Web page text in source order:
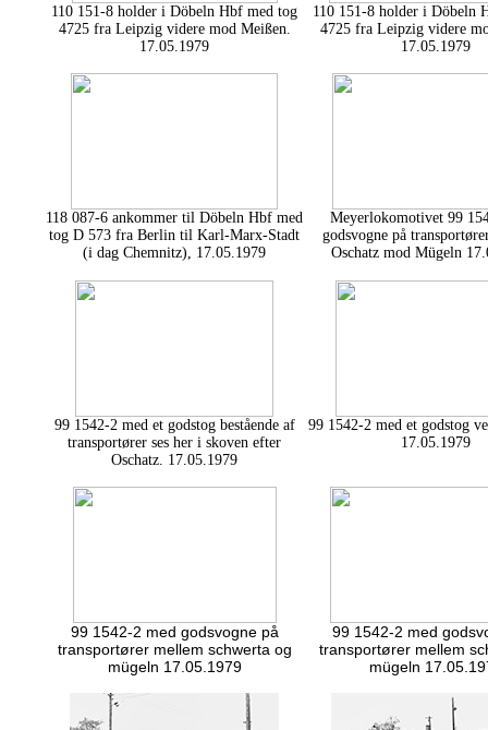
110 151-8 holder i Döbeln Hbf med tog
4725 fra Leipzig videre mod Meißen.
17.05.1979
110 151-8 holder i Döbeln
4725 fra Leipzig videre
17.05.1979
118 087-6 ankommer til Döbeln Hbf med
tog D 573 fra Berlin til Karl-Marx-Stadt
(i dag Chemnitz), 17.05.1979
Meyerlokomotivet 99
godsvogne på
Oschatz mod Mügeln
99 1542-2 med et godstog bestående af
transportører ses her i skoven efter
Oschatz. 17.05.1979
99 1542-2 med et godstog
17.05.1979
99 1542-2 med godsvogne på
transportører mellem schwerta og
mügeln 17.05.1979
99 1542-2 med
transportører mellem
mügeln